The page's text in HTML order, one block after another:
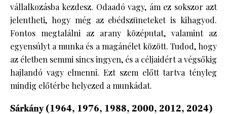
vállalkozásba kezdesz. Odaadó vagy, ám ez sokszor azt
jelentheti, hogy még az ebédszüneteket is kihagyod.
Fontos megtalálni az arany középutat, valamint az
egyensúlyt a munka és a magánélet között. Tudod, hogy
az életben semmi sincs ingyen, és a céljaidért a végsőkig
hajlandó vagy elmenni. Ezt szem előtt tartva tényleg
mindig előtérbe helyezed a munkádat.
Sárkány (1964, 1976, 1988, 2000, 2012, 2024)